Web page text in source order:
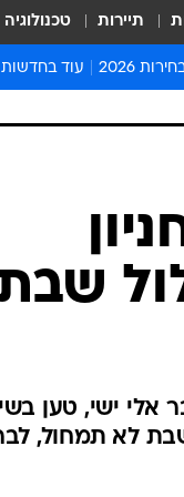
תיירות טכנולוגיה
2026 עוד בחדשות
הנחיות
ארכיון מדורים
לוח שנה
חדשות יהדות
ישי, טען
לא תמחול,